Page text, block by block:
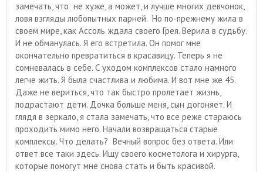
замечать, что не хуже, а может, и лучше многих девчонок,
ловя взгляды любопытных парней. Но по-прежнему жила в
своем мире, как Ассоль ждала своего Грея. Верила в судьбу.
И не обманулась. Я его встретила. Он помог мне
окончательно превратиться в красавицу. Теперь я не
сомневалась в себе. С уходом комплексов стало намного
легче жить. Я была счастлива и любима. И вот мне же 45.
Даже не вериться, что так быстро пролетает жизнь,
подрастают дети. Дочка больше меня, сын догоняет. И
глядя в зеркало, я стала замечать, что все реже стараюсь
проходить мимо него. Начали возвращаться старые
комплексы. Что делать? Вечный вопрос без ответа. Или
ответ все таки здесь. Ищу своего косметолога и хирурга,
которые помогут мне снова стать и быть красивой.